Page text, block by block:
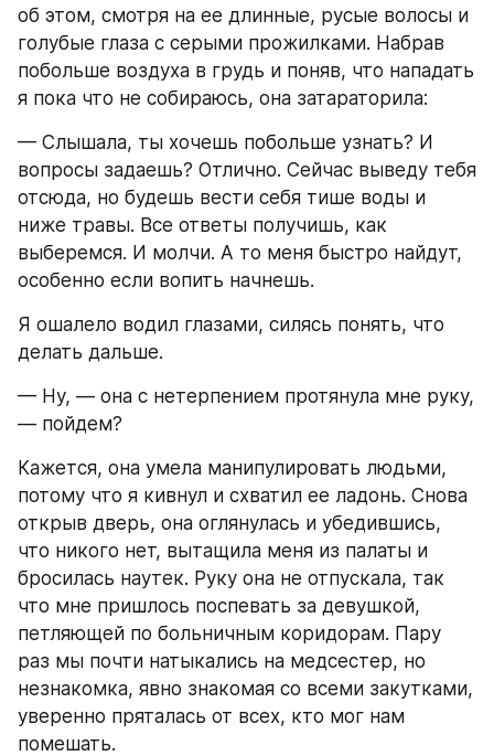
об этом, смотря на ее длинные, русые волосы и
голубые глаза с серыми прожилками. Набрав
побольше воздуха в грудь и поняв, что нападать
я пока что не собираюсь, она затараторила:
— Слышала, ты хочешь побольше узнать? И
вопросы задаешь? Отлично. Сейчас выведу тебя
отсюда, но будешь вести себя тише воды и
ниже травы. Все ответы получишь, как
выберемся. И молчи. А то меня быстро найдут,
особенно если вопить начнешь.
Я ошалело водил глазами, силясь понять, что
делать дальше.
— Ну, — она с нетерпением протянула мне руку,
— пойдем?
Кажется, она умела манипулировать людьми,
потому что я кивнул и схватил ее ладонь. Снова
открыв дверь, она оглянулась и убедившись,
что никого нет, вытащила меня из палаты и
бросилась наутек. Руку она не отпускала, так
что мне пришлось поспевать за девушкой,
петляющей по больничным коридорам. Пару
раз мы почти натыкались на медсестер, но
незнакомка, явно знакомая со всеми закутками,
уверенно пряталась от всех, кто мог нам
помешать.